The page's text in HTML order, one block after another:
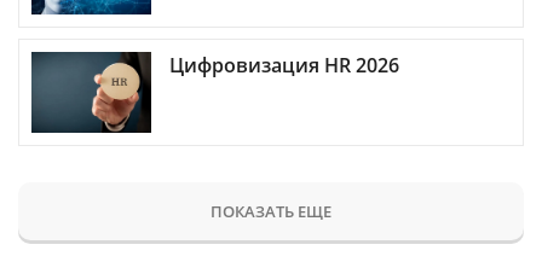
Цифровизация HR 2026
ПОКАЗАТЬ ЕЩЕ